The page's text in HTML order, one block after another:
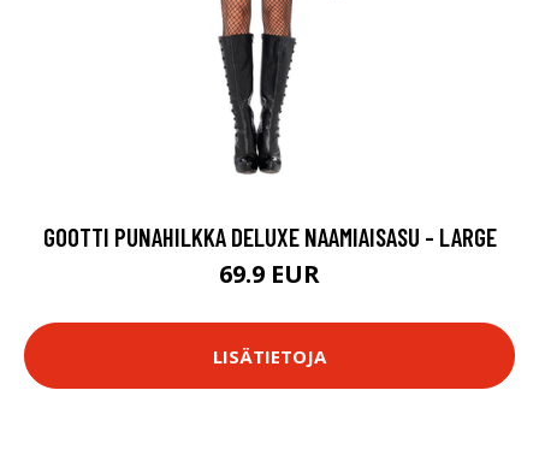
GOOTTI PUNAHILKKA DELUXE NAAMIAISASU - LARGE
69.9 EUR
LISÄTIETOJA